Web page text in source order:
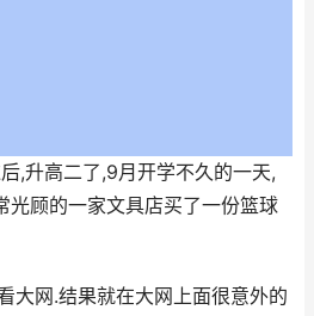
,升高二了,9月开学不久的一天,
光顾的一家文具店买了一份篮球
大网.结果就在大网上面很意外的